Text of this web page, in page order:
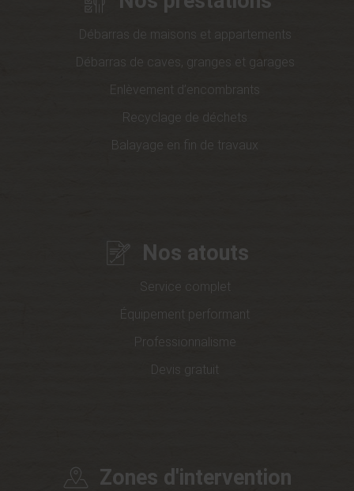
Débarras de maisons et appartements
Débarras de caves, granges et garages
Enlèvement d’encombrants
Recyclage de déchets
Balayage en fin de travaux
Nos atouts
Service complet
Équipement performant
Professionnalisme
Devis gratuit
Zones d'intervention